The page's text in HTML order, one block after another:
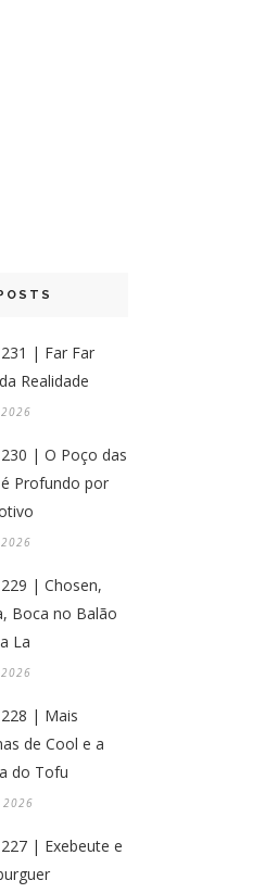
231 | Far Far
Realidade
230 | O Poço das
Profundo por
229 | Chosen,
Boca no Balão
La
228 | Mais
de Cool e a
do Tofu
2026
227 | Exebeute e